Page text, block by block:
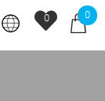
0
0